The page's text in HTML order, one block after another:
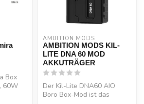
Box
60W
AMBITION MODS
AMBITION MODS KIL-
LITE DNA 60 MOD
AKKUTRÄGER
Der Kil-Lite DNA60 AIO
Boro Box-Mod ist das